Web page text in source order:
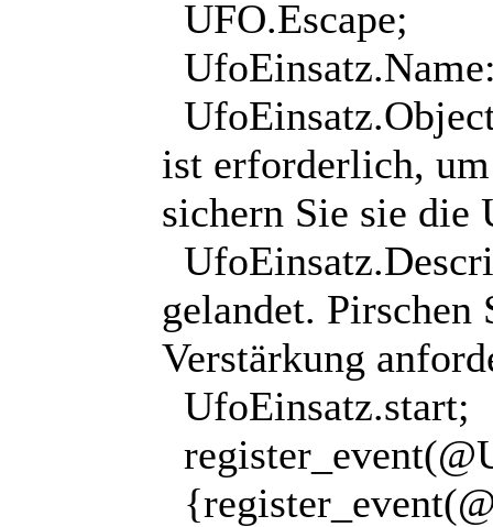
UFO.Escape;
ist erforderlich,
sichern Sie sie die
gelandet. Pirschen
Verstärkung
UfoEinsatz.start;